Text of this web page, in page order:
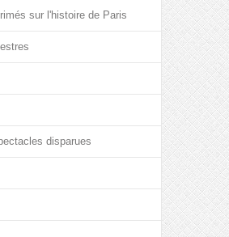
sur l'histoire de Paris
disparues